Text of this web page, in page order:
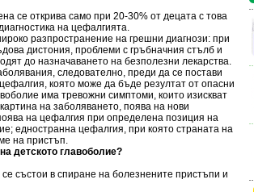
се открива само при 20-30% от децата с това
на цефалгията.
разпространение на грешни диагнози: при
дистония, проблеми с гръбначния стълб и
до назначаването на безполезни лекарства.
следователно, преди да се постави
която може да бъде резултат от опасни
има тревожни симптоми, които изискват
на заболяването, поява на нови
на цефалгия при определена позиция на
едностранна цефалгия, при която страната на
на пристъп.
детското главоболие?
състои в спиране на болезнените пристъпи и